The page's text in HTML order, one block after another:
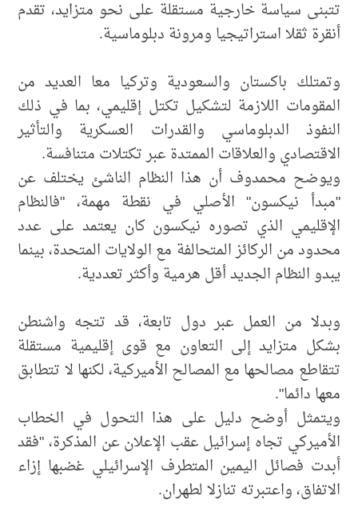
تتبنى سياسة خارجية مستقلة على نحو متزايد، تقدم
أنقرة ثقلا استراتيجيا ومرونة دبلوماسية.
وتمتلك باكستان والسعودية وتركيا معا العديد من
المقومات اللازمة لتشكيل تكتل إقليمي، بما في ذلك
النفوذ الدبلوماسي والقدرات العسكرية والتأثير
الاقتصادي والعلاقات الممتدة عبر تكتلات متنافسة.
ويوضح محمدوف أن هذا النظام الناشئ يختلف عن
"مبدأ نيكسون" الأصلي في نقطة مهمة، "فالنظام
الإقليمي الذي تصوره نيكسون كان يعتمد على عدد
محدود من الركائز المتحالفة مع الولايات المتحدة، بينما
يبدو النظام الجديد أقل هرمية وأكثر تعددية.
وبدلا من العمل عبر دول تابعة، قد تتجه واشنطن
بشكل متزايد إلى التعاون مع قوى إقليمية مستقلة
تتقاطع مصالحها مع المصالح الأميركية، لكنها لا تتطابق
معها دائما".
ويتمثل أوضح دليل على هذا التحول في الخطاب
الأميركي تجاه إسرائيل عقب الإعلان عن المذكرة، "فقد
أبدت فصائل اليمين المتطرف الإسرائيلي غضبها إزاء
الاتفاق، واعتبرته تنازلا لطهران.